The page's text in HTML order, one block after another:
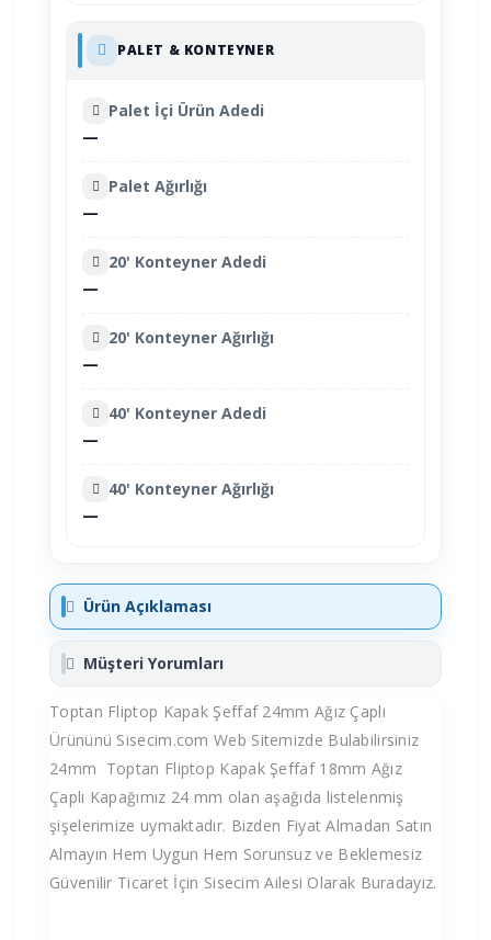
PALET & KONTEYNER
Palet İçi Ürün Adedi
—
Palet Ağırlığı
—
20' Konteyner Adedi
—
20' Konteyner Ağırlığı
—
40' Konteyner Adedi
—
40' Konteyner Ağırlığı
—
Ürün Açıklaması
Müşteri Yorumları
Toptan Fliptop Kapak Şeffaf 24mm Ağız Çaplı
Ürününü Sisecim.com Web Sitemizde Bulabilirsiniz
24mm Toptan Fliptop Kapak Şeffaf 18mm Ağız
Çaplı Kapağımız 24 mm olan aşağıda listelenmiş
şişelerimize uymaktadır. Bizden Fiyat Almadan Satın
Almayın Hem Uygun Hem Sorunsuz ve Beklemesiz
Güvenilir Ticaret İçin Sisecim Ailesi Olarak Buradayız.